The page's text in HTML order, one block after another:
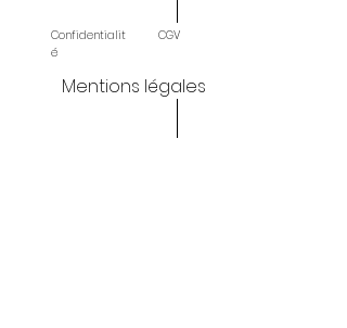
Confidentialit
é
CGV
Mentions légales